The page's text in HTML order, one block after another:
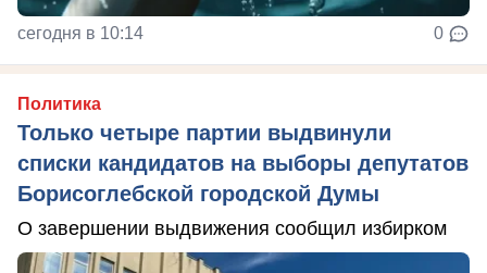
сегодня в 10:14 0
Политика
Только четыре партии выдвинули
списки кандидатов на выборы депутатов
Борисоглебской городской Думы
О завершении выдвижения сообщил избирком